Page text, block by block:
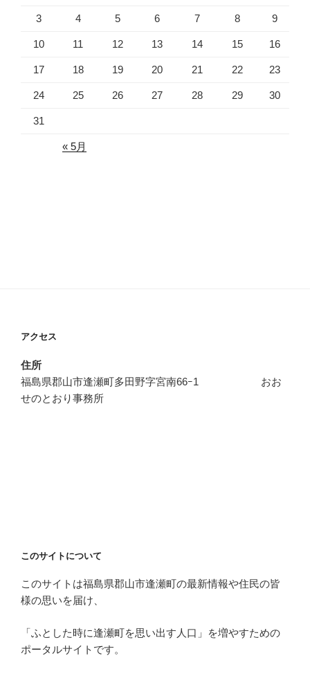
3 4 5 6 7 8 9
10 11 12 13 14 15 16
17 18 19 20 21 22 23
24 25 26 27 28 29 30
31
« 5月
アクセス
住所
福島県郡山市逢瀬町多田野字宮南66ｰ1 おお
せのとおり事務所
このサイトについて
このサイトは福島県郡山市逢瀬町の最新情報や住民の皆
様の思いを届け、
「ふとした時に逢瀬町を思い出す人口」を増やすための
ポータルサイトです。